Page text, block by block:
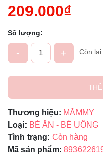
209.000₫
Số lượng:
- + Còn
Thương hiệu: MĂMMY
Loại: BÉ ĂN - BÉ UỐNG
Tình trạng: Còn hàng
Mã sản phẩm: